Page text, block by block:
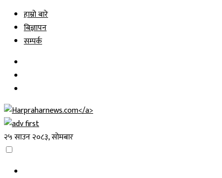
Skip
content
हाम्रो बारे
बिज्ञापन
सम्पर्क
२५ साउन २०८३, सोमबार